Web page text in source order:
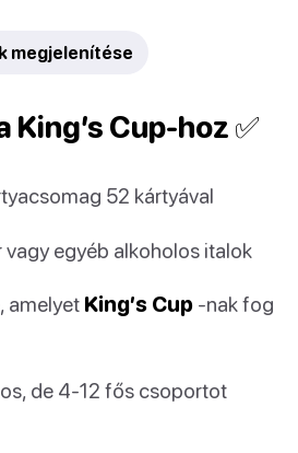
megjelenítése
King’s Cup-hoz ✅
52 kártyával
vagy egyéb alkoholos italok
amelyet King’s Cup -nak fog
de 4-12 fős csoportot